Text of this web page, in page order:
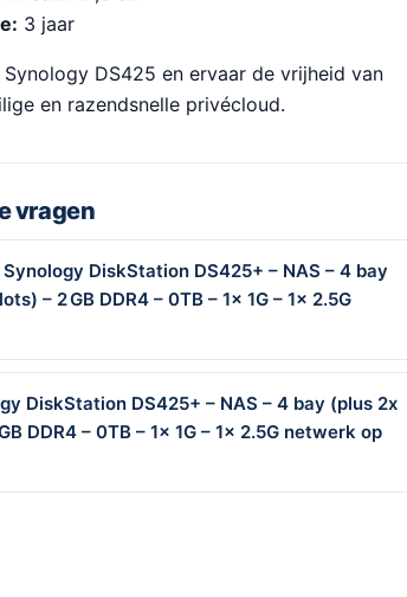
3 jaar
DS425 en ervaar de vrijheid van
en razendsnelle privécloud.
vragen
DiskStation DS425+ – NAS – 4 bay
– 2 GB DDR4 – 0TB – 1x 1G – 1x 2.5G
DiskStation DS425+ – NAS – 4 bay (plus 2x
DDR4 – 0TB – 1x 1G – 1x 2.5G netwerk op